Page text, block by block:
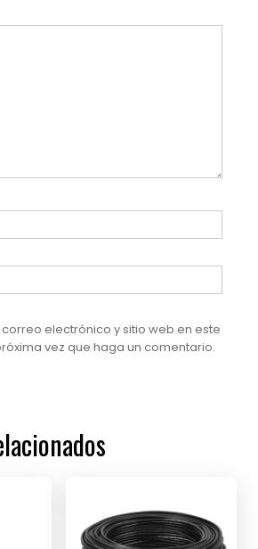
electrónico y sitio web en este
vez que haga un comentario.